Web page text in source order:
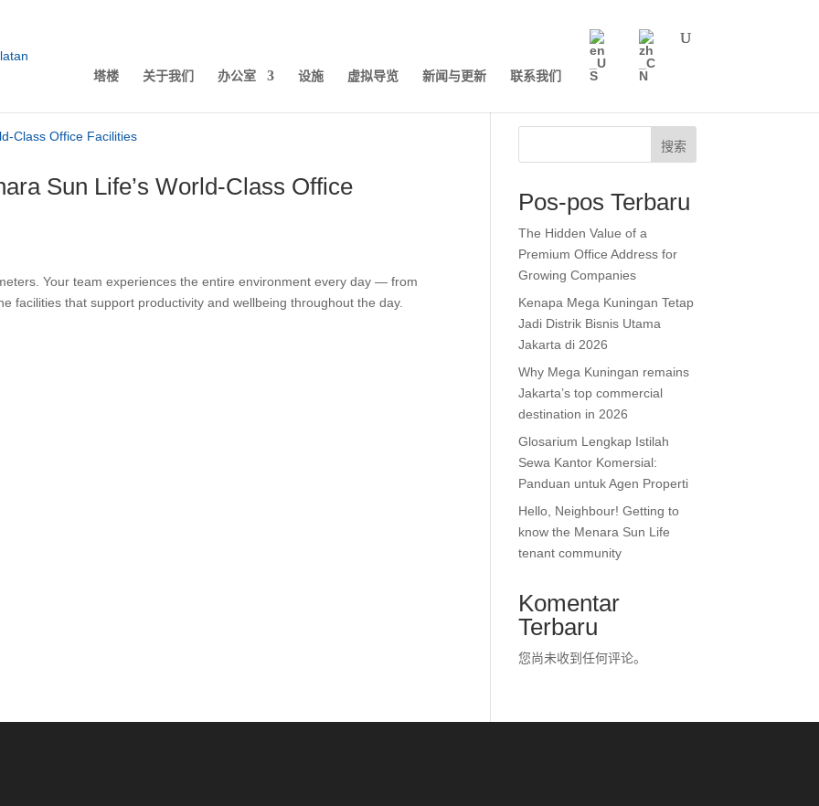
塔楼 关于我们 办公室 设施 虚拟导览 新闻与更新 联系我们
Sun Life’s World-Class Office
Your team experiences the entire environment every day — from
facilities that support productivity and wellbeing throughout the day.
搜索
Pos-pos Terbaru
The Hidden Value of a
Premium Office Address for
Growing Companies
Kenapa Mega Kuningan Tetap
Jadi Distrik Bisnis Utama
Jakarta di 2026
Why Mega Kuningan remains
Jakarta’s top commercial
destination in 2026
Glosarium Lengkap Istilah
Sewa Kantor Komersial:
Panduan untuk Agen Properti
Hello, Neighbour! Getting to
know the Menara Sun Life
tenant community
Komentar
Terbaru
您尚未收到任何评论。